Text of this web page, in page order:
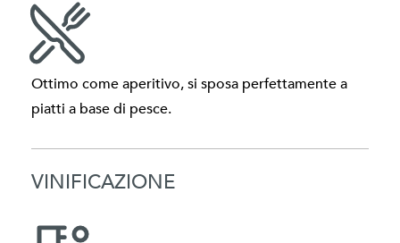
Ottimo come aperitivo, si sposa perfettamente a
piatti a base di pesce.
VINIFICAZIONE